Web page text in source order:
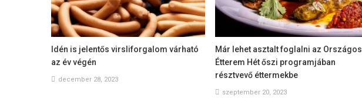
Idén is jelentős virsliforgalom várható
az év végén
december 28, 2023
Már lehet asztalt foglalni az Országos
Étterem Hét őszi programjában
résztvevő éttermekbe
szeptember 20, 2023